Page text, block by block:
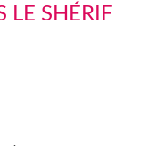
LE SHÉRIF